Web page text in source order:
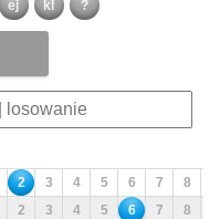
ej kl ?
2 3 4 5 6 7 8
2 3 4 5 6 7 8